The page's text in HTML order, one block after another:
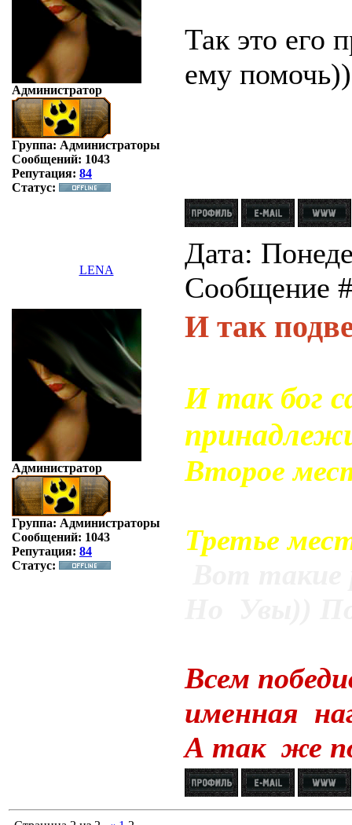
Администратор
Группа: Администраторы
Сообщений: 1043
Репутация: 84
Статус:
Так это его
ему
LENA
Дата:
Сообщение
Администратор
Группа: Администраторы
Сообщений: 1043
Репутация: 84
Статус:
И так
И так бог
Второе
Третье
Всем
именная
А так же